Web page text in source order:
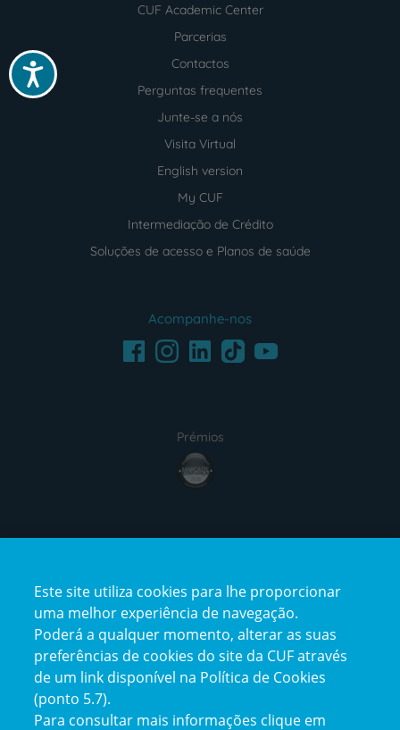
Acessibilidade
CUF Academic Center
Parcerias
Contactos
Perguntas frequentes
Junte-se a nós
Visita Virtual
English version
My CUF
Intermediação de Crédito
Soluções de acesso e Planos de saúde
Acompanhe-nos
FacebookInstagramLinkedInTikTokYoutube
Prémios
award4
certification2certification3
Este site utiliza cookies para lhe proporcionar
uma melhor experiência de navegação.
Poderá a qualquer momento, alterar as suas
preferências de cookies do site da CUF através
de um link disponível na Política de Cookies
(ponto 5.7).
Para consultar mais informações clique em